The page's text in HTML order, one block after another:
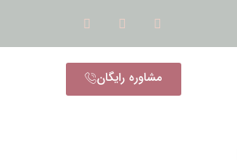
مشاوره رایگان